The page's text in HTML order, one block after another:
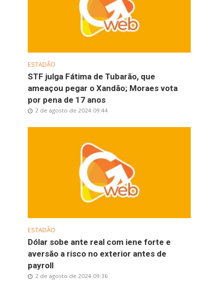
ESTADÃO
STF julga Fátima de Tubarão, que
ameaçou pegar o Xandão; Moraes vota
por pena de 17 anos
2 de agosto de 2024 09:44
ESTADÃO
Dólar sobe ante real com iene forte e
aversão a risco no exterior antes de
payroll
2 de agosto de 2024 09:36